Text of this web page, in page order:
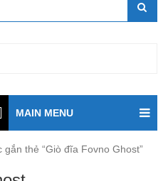
MAIN MENU
thẻ “Giò đĩa Fovno Ghost”